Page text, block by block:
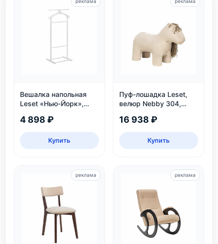
Вешалка напольная
Leset «Нью-Йорк»,
4 898 ₽
Купить
Пуф-лошадка Leset,
велюр Nebby 304,
детской
16 938 ₽
Купить
реклама реклама